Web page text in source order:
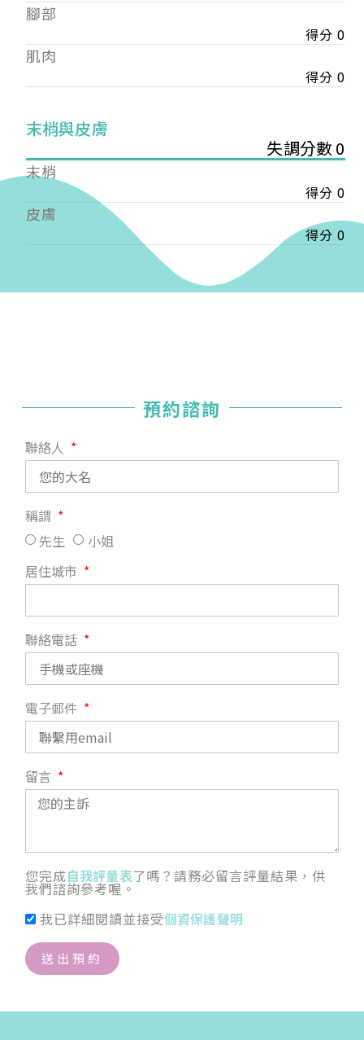
腳部
得分 0
肌肉
得分 0
末梢與皮膚
失調分數 0
末梢
得分 0
皮膚
得分 0
預約諮詢
聯絡人
稱謂
先生
小姐
居住城市
聯絡電話
電子郵件
留言
您完成自我評量表了嗎？請務必留言評量結果，供
我們諮詢參考喔。
我已詳細閱讀並接受個資保護聲明
送出預約
——
【會費】
個人會員:
入會費新臺幣1200元，於會員入會時繳納；常年會
入會費新臺幣3000元，於會員入會時繳納；常年會
戶名: 社團法人台灣自律神經健康培訓暨發展協會
帳號: 003-03-501566-2
銀行: (013) 國泰世華 南京東路分行